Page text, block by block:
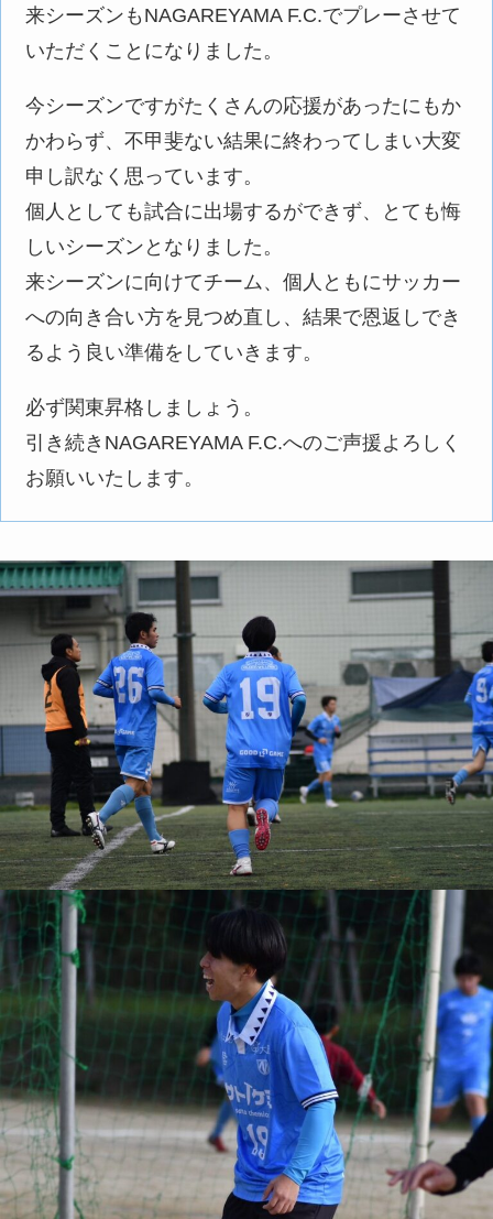
来シーズンもNAGAREYAMA F.C.でプレーさせて
いただくことになりました。
今シーズンですがたくさんの応援があったにもか
かわらず、不甲斐ない結果に終わってしまい大変
申し訳なく思っています。
個人としても試合に出場するができず、とても悔
しいシーズンとなりました。
来シーズンに向けてチーム、個人ともにサッカー
への向き合い方を見つめ直し、結果で恩返しでき
るよう良い準備をしていきます。
必ず関東昇格しましょう。
引き続きNAGAREYAMA F.C.へのご声援よろしく
お願いいたします。